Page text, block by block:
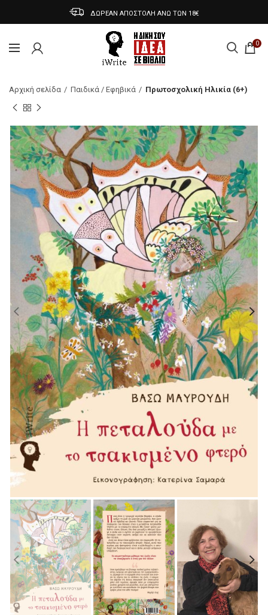
ΔΩΡΕΑΝ ΑΠΟΣΤΟΛΗ ΑΝΩ ΤΩΝ 18€
0
Αρχική σελίδα Παιδικά / Εφηβικά Πρωτοσχολική Ηλικία (6+)